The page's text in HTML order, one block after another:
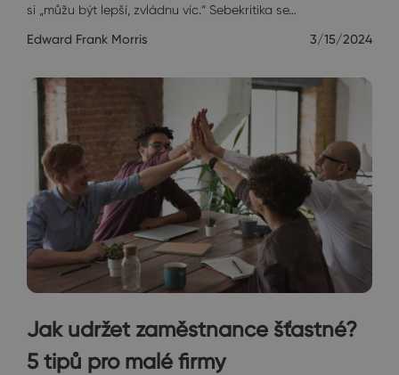
si „můžu být lepší, zvládnu víc.“ Sebekritika se…
Edward Frank Morris 3/15/2024
Jak udržet zaměstnance šťastné?
5 tipů pro malé firmy